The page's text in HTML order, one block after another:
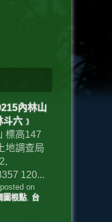
內林山
斗六﹞
標高147
地調查局
120...
posted on
圖根點, 台